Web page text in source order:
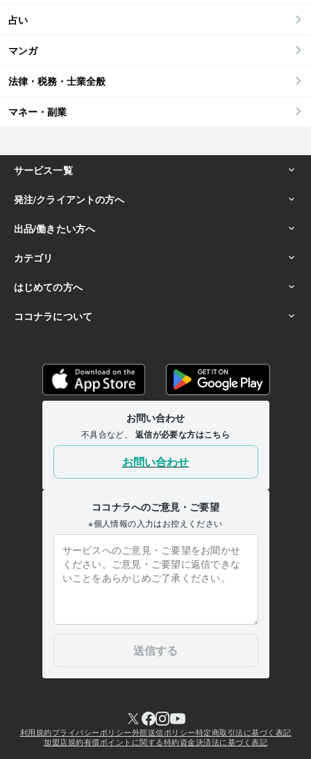
占い
マンガ
法律・税務・士業全般
マネー・副業